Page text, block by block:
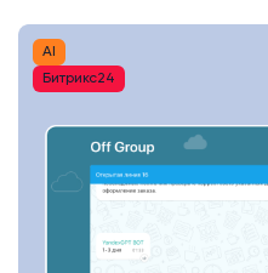
AI
Битрикс24